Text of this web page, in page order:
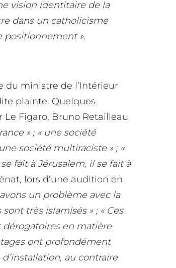
vision identitaire de la
dans un catholicisme
positionnement ».
du ministre de l’Intérieur
plainte. Quelques
Le Figaro, Bruno Retailleau
» ; « une société
société multiraciste » ; «
fait à Jérusalem, il se fait à
lors d’une audition en
un problème avec la
très islamisés » ; « Ces
dérogatoires en matière
ont profondément
au contraire